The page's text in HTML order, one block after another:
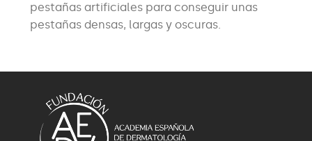
pestañas artificiales para conseguir unas
pestañas densas, largas y oscuras.